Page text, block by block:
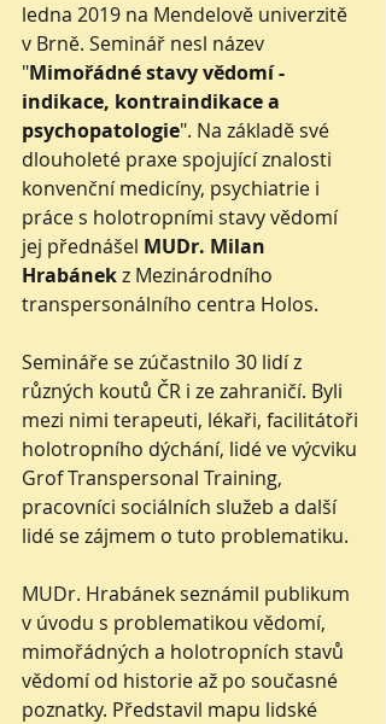
ledna 2019 na Mendelově univerzitě
v Brně. Seminář nesl název
"Mimořádné stavy vědomí -
indikace, kontraindikace a
psychopatologie". Na základě své
dlouholeté praxe spojující znalosti
konvenční medicíny, psychiatrie i
práce s holotropními stavy vědomí
jej přednášel MUDr. Milan
Hrabánek z Mezinárodního
transpersonálního centra Holos.
Semináře se zúčastnilo 30 lidí z
různých koutů ČR i ze zahraničí. Byli
mezi nimi terapeuti, lékaři, facilitátoři
holotropního dýchání, lidé ve výcviku
Grof Transpersonal Training,
pracovníci sociálních služeb a další
lidé se zájmem o tuto problematiku.
MUDr. Hrabánek seznámil publikum
v úvodu s problematikou vědomí,
mimořádných a holotropních stavů
vědomí od historie až po současné
poznatky. Představil mapu lidské